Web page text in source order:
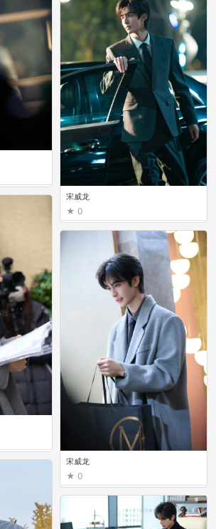
宋威龙
0
宋威龙
0